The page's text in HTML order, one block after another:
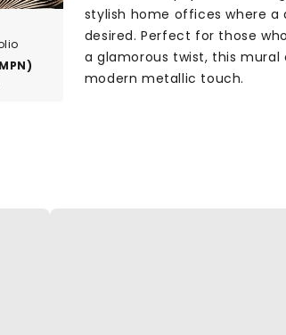
stylish home offices where
desired. Perfect for those
a glamorous twist, this
modern metallic touch.